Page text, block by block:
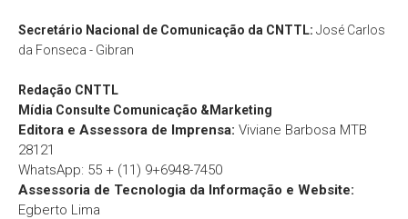
Secretário Nacional de Comunicação da CNTTL: José Carlos
da Fonseca - Gibran
Redação CNTTL
Mídia Consulte Comunicação &Marketing
Editora e Assessora de Imprensa: Viviane Barbosa MTB
28121
WhatsApp: 55 + (11) 9+6948-7450
Assessoria de Tecnologia da Informação e Website:
Egberto Lima